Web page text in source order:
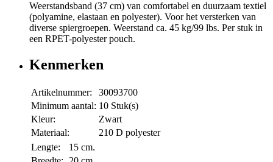
Weerstandsband (37 cm) van comfortabel en duurzaam textiel
(polyamine, elastaan en polyester). Voor het versterken van
diverse spiergroepen. Weerstand ca. 45 kg/99 lbs. Per stuk in
een RPET-polyester pouch.
Kenmerken
Artikelnummer:
30093700
Minimum aantal: 10 Stuk(s)
Kleur:
Zwart
Materiaal:
210 D polyester
Lengte:
15 cm.